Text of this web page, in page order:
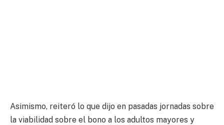
Asimismo, reiteró lo que dijo en pasadas jornadas sobre
la viabilidad sobre el bono a los adultos mayores y